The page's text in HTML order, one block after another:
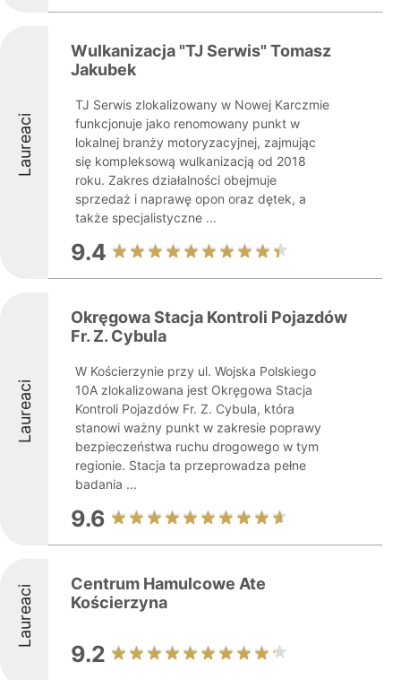
Laureaci
Wulkanizacja "TJ Serwis" Tomasz
Jakubek
TJ Serwis zlokalizowany w Nowej Karczmie
funkcjonuje jako renomowany punkt w
lokalnej branży motoryzacyjnej, zajmując
się kompleksową wulkanizacją od 2018
roku. Zakres działalności obejmuje
sprzedaż i naprawę opon oraz dętek, a
także specjalistyczne ...
9.4
Laureaci
Okręgowa Stacja Kontroli Pojazdów
Fr. Z. Cybula
W Kościerzynie przy ul. Wojska Polskiego
10A zlokalizowana jest Okręgowa Stacja
Kontroli Pojazdów Fr. Z. Cybula, która
stanowi ważny punkt w zakresie poprawy
bezpieczeństwa ruchu drogowego w tym
regionie. Stacja ta przeprowadza pełne
badania ...
9.6
Laureaci
Centrum Hamulcowe Ate
Kościerzyna
9.2